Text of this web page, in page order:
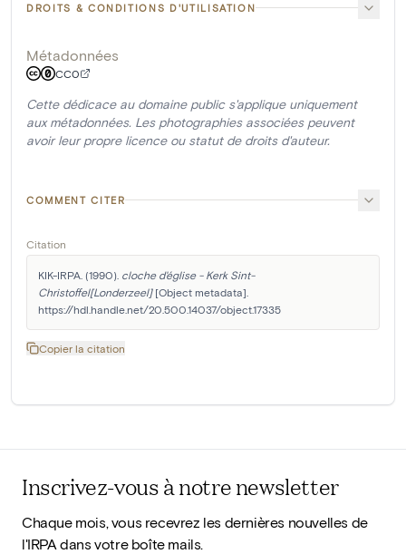
DROITS & CONDITIONS D'UTILISATION
Métadonnées
CC0
Cette dédicace au domaine public s'applique uniquement
aux métadonnées. Les photographies associées peuvent
avoir leur propre licence ou statut de droits d'auteur.
COMMENT CITER
Citation
KIK-IRPA. (1990). cloche d'église - Kerk Sint-
Christoffel[Londerzeel] [Object metadata].
https://hdl.handle.net/20.500.14037/object.17335
Copier la citation
Inscrivez-vous à notre newsletter
Chaque mois, vous recevrez les dernières nouvelles de
l'IRPA dans votre boîte mails.